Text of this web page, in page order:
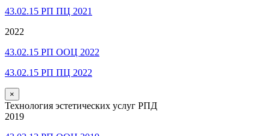
43.02.15 РП ПЦ 2021
2022
43.02.15 РП ООЦ 2022
43.02.15 РП ПЦ 2022
×
Технология эстетических услуг РПД
2019